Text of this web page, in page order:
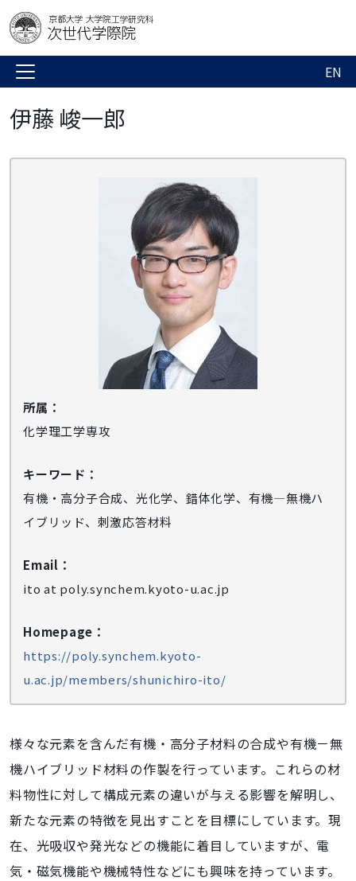
EN
伊藤 峻一郎
所属：
化学理工学専攻
キーワード：
有機・高分子合成、光化学、錯体化学、有機―無機ハ
イブリッド、刺激応答材料
Email：
ito at poly.synchem.kyoto-u.ac.jp
Homepage：
https://poly.synchem.kyoto-
u.ac.jp/members/shunichiro-ito/
様々な元素を含んだ有機・高分子材料の合成や有機－無
機ハイブリッド材料の作製を行っています。これらの材
料物性に対して構成元素の違いが与える影響を解明し、
新たな元素の特徴を見出すことを目標にしています。現
在、光吸収や発光などの機能に着目していますが、電
気・磁気機能や機械特性などにも興味を持っています。